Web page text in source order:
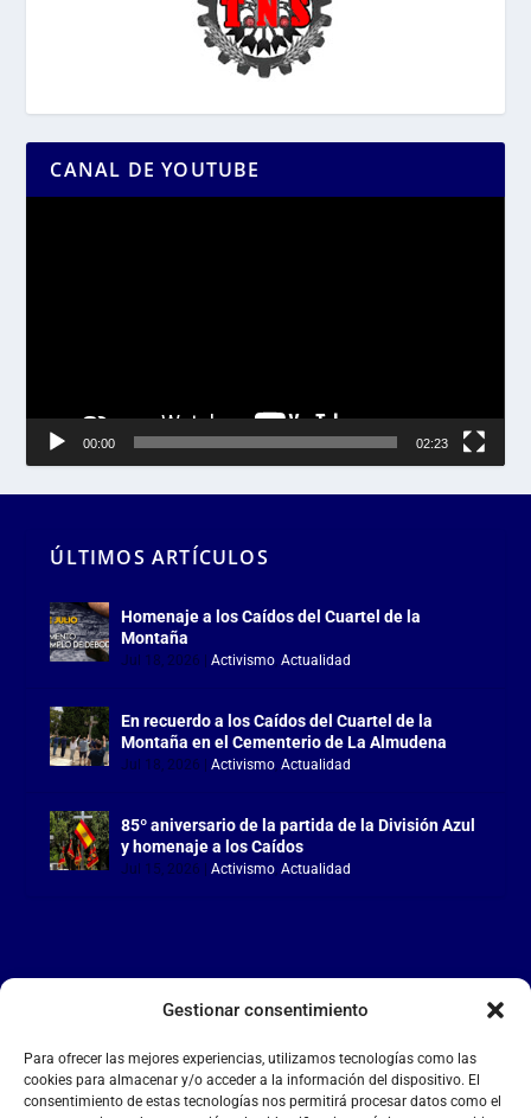
Gestionar consentimiento
Para ofrecer las mejores experiencias, utilizamos tecnologías como las
cookies para almacenar y/o acceder a la información del dispositivo. El
consentimiento de estas tecnologías nos permitirá procesar datos como el
CANAL DE YOUTUBE
00:00 02:23
ÚLTIMOS ARTÍCULOS
Homenaje a los Caídos del Cuartel de la
Montaña
Jul 18, 2026 |Activismo,Actualidad
En recuerdo a los Caídos del Cuartel de la
Montaña en el Cementerio de La Almudena
Jul 18, 2026 |Activismo,Actualidad
85º aniversario de la partida de la División Azul
y homenaje a los Caídos
Jul 15, 2026 |Activismo,Actualidad
LA FALANGE
Reproductor
de